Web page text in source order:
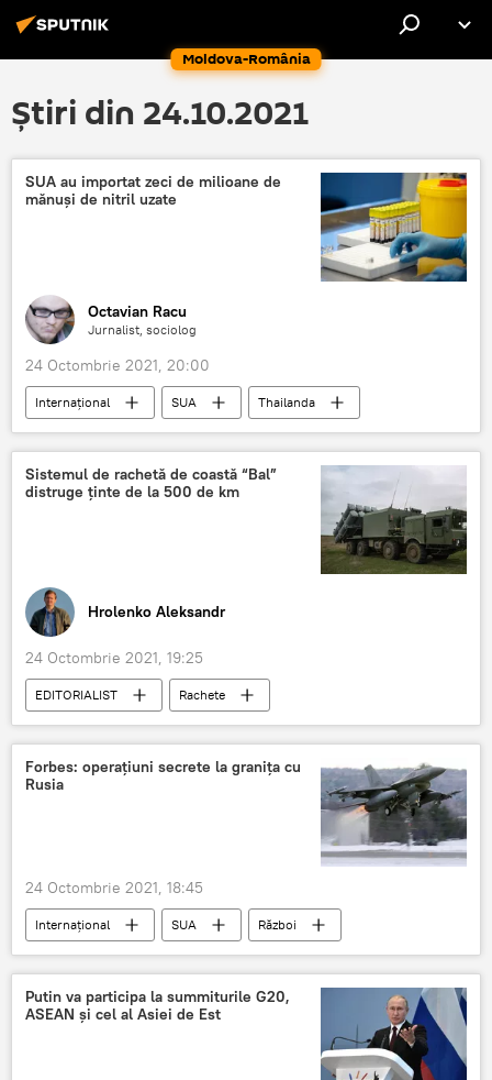
Moldova-România
Știri din 24.10.2021
SUA au importat zeci de milioane de
mănuși de nitril uzate
Octavian Racu
Jurnalist, sociolog
24 Octombrie 2021, 20:00
Internaţional SUA Thailanda
Sistemul de rachetă de coastă “Bal”
distruge ținte de la 500 de km
Hrolenko Aleksandr
24 Octombrie 2021, 19:25
EDITORIALIST
Rachete
Sistemul de apărare antiaeriană
Forbes: operațiuni secrete la granița cu
Rusia
24 Octombrie 2021, 18:45
Internaţional SUA
Război
avioane de luptă
F-16 Rusia
Putin va participa la summiturile G20,
ASEAN și cel al Asiei de Est